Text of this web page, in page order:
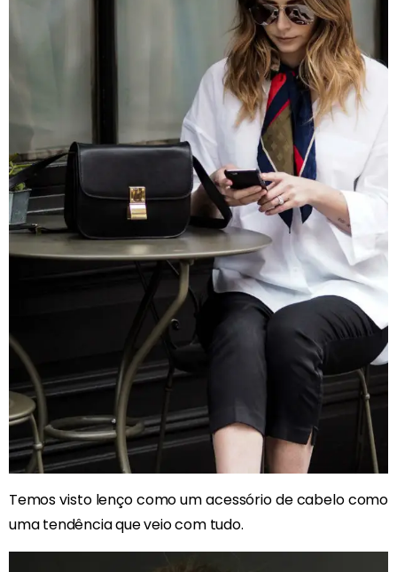
Temos visto lenço como um acessório de cabelo como
uma tendência que veio com tudo.